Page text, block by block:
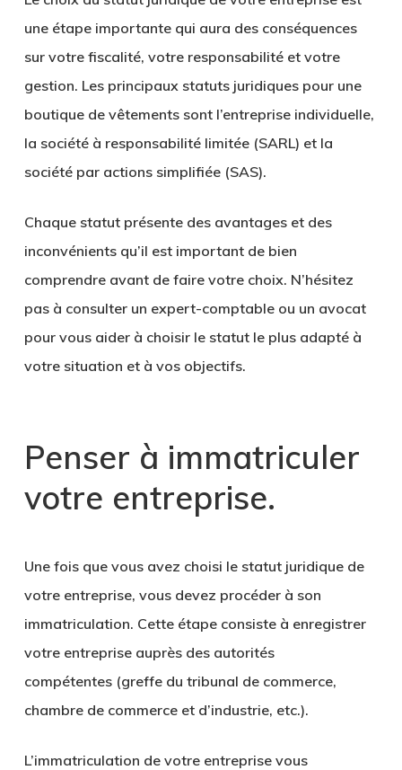
une étape importante qui aura des conséquences
sur votre fiscalité, votre responsabilité et votre
gestion. Les principaux statuts juridiquespour une
boutique de vêtements sont l’entreprise individuelle,
la société à responsabilité limitée (SARL) et la
société par actions simplifiée (SAS).
Chaque statut présente des avantages et des
inconvénients qu’il est important de bien
comprendre avant de faire votre choix. N’hésitez
pas à consulter un expert-comptableou un avocat
pour vous aider à choisir le statut le plus adapté à
votre situation et à vos objectifs.
Penser à immatriculer
votre entreprise.
Une fois que vous avez choisi le statut juridique de
votre entreprise, vous devez procéder à son
immatriculation. Cette étape consiste à enregistrer
votre entreprise auprès des autorités
compétentes(greffe du tribunal de commerce,
chambre de commerce et d’industrie, etc.).
L’immatriculation de votre entreprise vous